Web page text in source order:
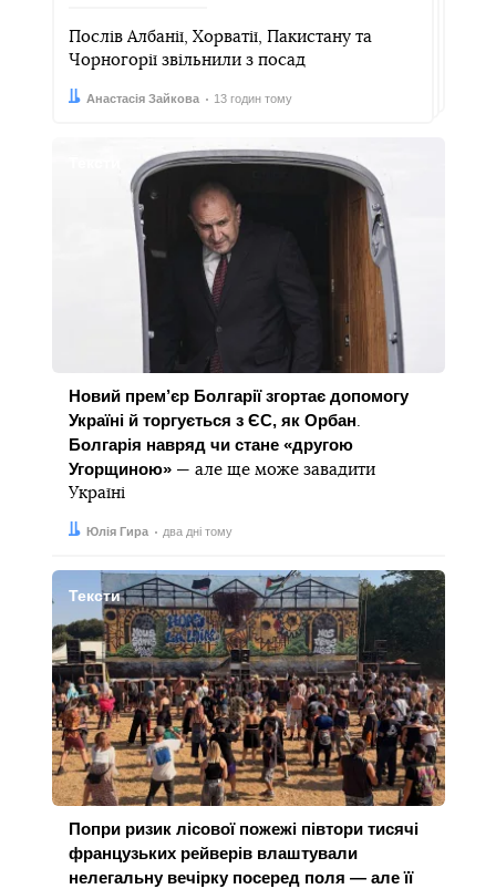
Послів Албанії, Хорватії, Пакистану та
Чорногорії звільнили з посад
Автор:Анастасія Зайкова
Дата: 13 годин тому
Новий прем’єр Болгарії згортає допомогу
Україні й торгується з ЄС, як Орбан
Болгарія навряд чи стане «другою
Угорщиною» — але ще може завадити
Україні
Автор:
Юлія Гира
Дата: два дні тому
Тексти
Попри ризик лісової пожежі півтори тисячі
французьких рейверів влаштували
нелегальну вечірку посеред поля — але її